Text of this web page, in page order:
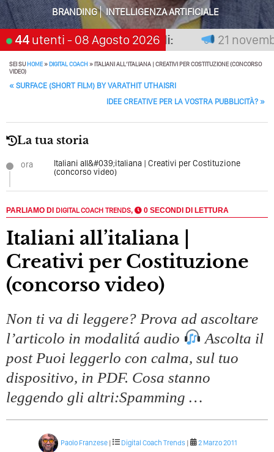
Perché Pubblicare Non Basta Più? Contenuti Di Valore O
Solo Rumore…
Perché Non Guadagni Sui Social Media? Probabilmente
Tutto Peggiorerà
Quali Sono Gli Errori Della Comunicazione Politica? Il
Caso Delle Braccia Incrociate
Come Promuoversi Nel Wedding? Il Mio Intervento Per
L’Accademia Del Wedding
BRANDING
INTELLIGENZA ARTIFICIALE
44 utenti - 08 Agosto 2026
premia chi aspetta, scegli: 21 novembre
SEI SUHOME»DIGITAL COACH»ITALIANI ALL’ITALIANA | CREATIVI PER COSTITUZIONE (CONCORSO
VIDEO)
POST NAVIGATION
« SURFACE (SHORT FILM) BY VARATHIT UTHAISRI
IDEE CREATIVE PER LA VOSTRA PUBBLICITÀ? »
La tua storia
ora
Italiani all&#039;italiana | Creativi per Costituzione
(concorso video)
PARLIAMO DI DIGITAL COACH TRENDS, 0 SECONDI DI LETTURA
Italiani all’italiana |
Creativi per Costituzione
(concorso video)
Non ti va di leggere? Prova ad ascoltare
l’articolo in modalitá audio
Ascolta il
post Puoi leggerlo con calma, sul tuo
dispositivo, in PDF. Cosa stanno
leggendo gli altri:Spamming …
Paolo Franzese| Digital Coach Trends |
2 Marzo 2011